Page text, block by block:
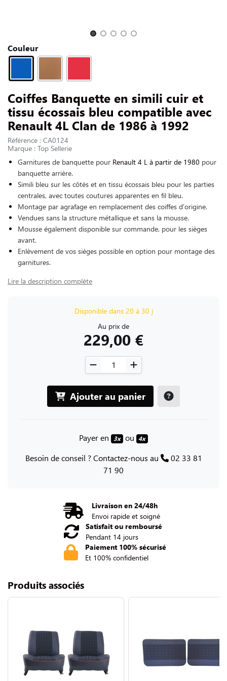
Slide 1 of 5
Couleur
Coiffes Banquette en simili cuir et
tissu écossais bleu compatible avec
Renault 4L Clan de 1986 à 1992
Référence : CA0124
Marque : Top Sellerie
Garnitures de banquette pour Renault 4 L à partir de 1980 pour
banquette arrière.
Simili bleu sur les côtés et en tissu écossais bleu pour les parties
centrales, avec toutes coutures apparentes en fil bleu.
Montage par agrafage en remplacement des coiffes d'origine.
Vendues sans la structure métallique et sans la mousse.
Mousse également disponible sur commande, pour les sièges
avant.
Enlèvement de vos sièges possible en option pour montage des
garnitures.
Lire la description complète
Disponible dans 20 à 30 j
Au prix de
229,00 €
Ajouter au panier
Payer en 3x ou 4x
Besoin de conseil ? Contactez-nous au
02 33 81
71 90
Livraison en 24/48h
Envoi rapide et soigné
Satisfait ou remboursé
Pendant 14 jours
Paiement 100% sécurisé
Et 100% confidentiel
Produits associés